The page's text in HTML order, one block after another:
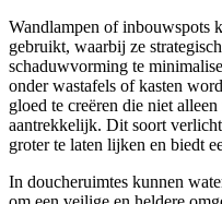
Wandlampen of inbouwspots
gebruikt, waarbij ze
schaduwvorming te
onder wastafels of kasten
gloed te creëren die niet
aantrekkelijk. Dit soort
groter te laten lijken en biedt
In doucheruimtes kunnen